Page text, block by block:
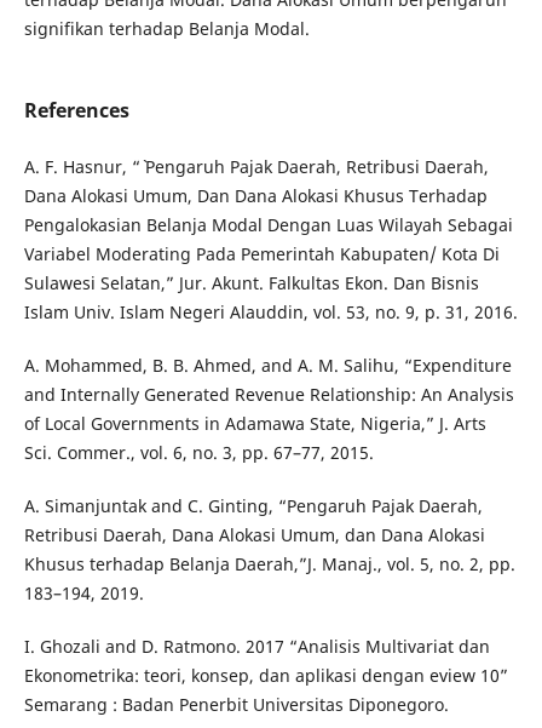
signifikan terhadap Belanja Modal.
References
A. F. Hasnur, “` Pengaruh Pajak Daerah, Retribusi Daerah,
Dana Alokasi Umum, Dan Dana Alokasi Khusus Terhadap
Pengalokasian Belanja Modal Dengan Luas Wilayah Sebagai
Variabel Moderating Pada Pemerintah Kabupaten/ Kota Di
Sulawesi Selatan,” Jur. Akunt. Falkultas Ekon. Dan Bisnis
Islam Univ. Islam Negeri Alauddin, vol. 53, no. 9, p. 31, 2016.
A. Mohammed, B. B. Ahmed, and A. M. Salihu, “Expenditure
and Internally Generated Revenue Relationship: An Analysis
of Local Governments in Adamawa State, Nigeria,” J. Arts
Sci. Commer., vol. 6, no. 3, pp. 67–77, 2015.
A. Simanjuntak and C. Ginting, “Pengaruh Pajak Daerah,
Retribusi Daerah, Dana Alokasi Umum, dan Dana Alokasi
Khusus terhadap Belanja Daerah,”J. Manaj., vol. 5, no. 2, pp.
183–194, 2019.
I. Ghozali and D. Ratmono. 2017 “Analisis Multivariat dan
Ekonometrika: teori, konsep, dan aplikasi dengan eview 10”
Semarang : Badan Penerbit Universitas Diponegoro.